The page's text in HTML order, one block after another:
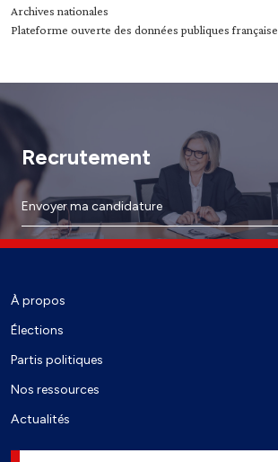
Archives nationales
Plateforme ouverte des données publiques française
Recrutement
Envoyer ma candidature
À propos
Élections
Partis politiques
Nos ressources
Actualités